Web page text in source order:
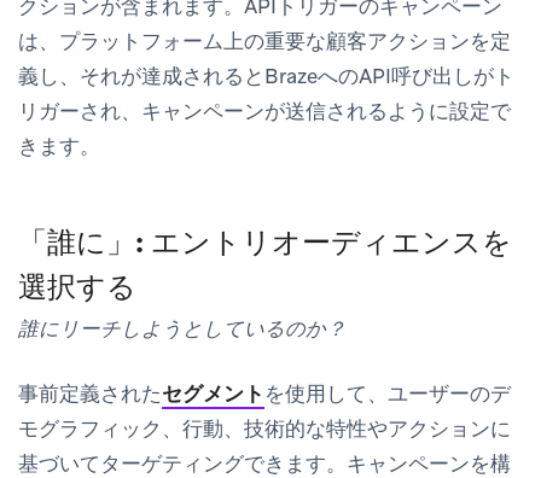
クションが含まれます。APIトリガーのキャンペーン
は、プラットフォーム上の重要な顧客アクションを定
義し、それが達成されるとBrazeへのAPI呼び出しがト
リガーされ、キャンペーンが送信されるように設定で
きます。
「誰に」: エントリオーディエンスを
選択する
誰にリーチしようとしているのか？
事前定義されたセグメント を使用して、ユーザーのデ
モグラフィック、行動、技術的な特性やアクションに
基づいてターゲティングできます。キャンペーンを構